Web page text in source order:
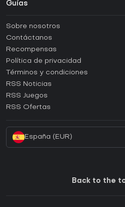
Guías
Guías y tutoriales
¿Cómo activar una CD Key de
¿Cómo activar una CD Key de
¿Cómo activar una CD Key de
¿Cómo activar una CD Key de
Sobre nosotros
Contáctanos
Recompensas
Política de privacidad
Términos y condiciones
RSS Noticias
RSS Juegos
RSS Ofertas
España (EUR)
Back to the